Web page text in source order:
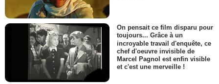
On pensait ce film disparu pour
toujours... Grâce à un
incroyable travail d'enquête, ce
chef d'oeuvre invisible de
Marcel Pagnol est enfin visible
et c'est une merveille !